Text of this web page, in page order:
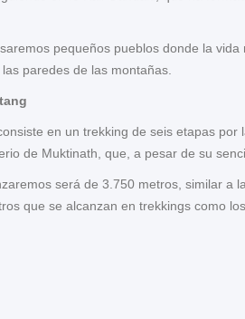
pequeños pueblos donde la
paredes de las montañas.
en un trekking de seis etapas por
de Muktinath, que, a pesar de su
será de 3.750 metros, similar
que se alcanzan en trekkings como